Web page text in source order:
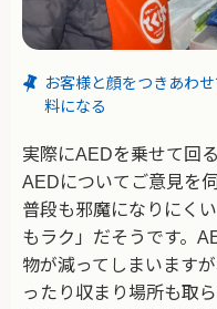
お客様と顔をつきあわ
料になる
実際にAEDを乗せて回
AEDについてご意見を
普段も邪魔になりにく
もラク」だそうです。
物が減ってしまいます
ったり収まり場所も取